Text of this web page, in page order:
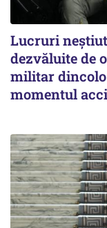
Lucruri
dezvăluite de
militar dincolo
momentul